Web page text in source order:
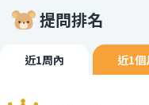
提問排名
近1周內 近1個